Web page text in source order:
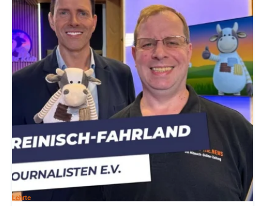
Lehrte